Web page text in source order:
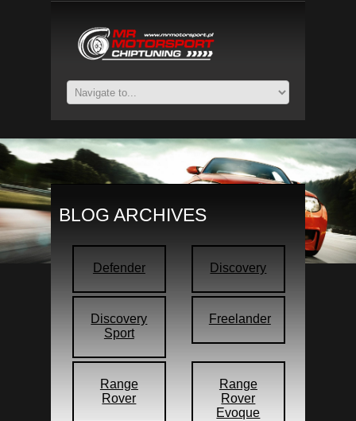
BLOG ARCHIVES
Defender Discovery
Discovery
Sport
Freelander
Range
Rover
Range
Rover
Evoque